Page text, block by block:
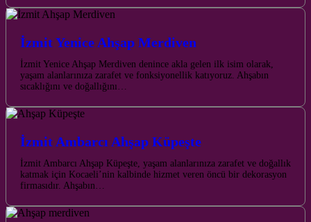
İzmit Yenice Ahşap Merdiven
İzmit Yenice Ahşap Merdiven denince akla gelen ilk isim olarak,
yaşam alanlarınıza zarafet ve fonksiyonellik katıyoruz. Ahşabın
sıcaklığını ve doğallığını…
İzmit Ambarcı Ahşap Küpeşte
İzmit Ambarcı Ahşap Küpeşte, yaşam alanlarınıza zarafet ve doğallık
katmak için Kocaeli’nin kalbinde hizmet veren öncü bir dekorasyon
firmasıdır. Ahşabın…